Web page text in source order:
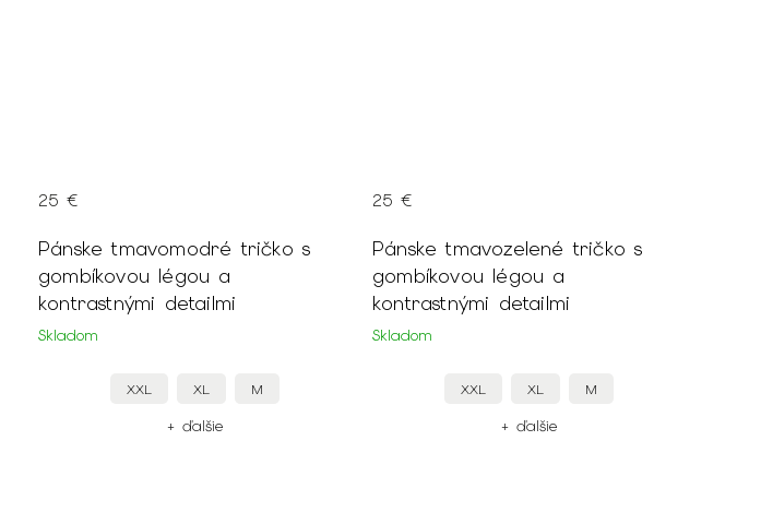
Pánske tmavomodré tričko s
gombíkovou légou a
kontrastnými detailmi
Skladom
25 €
XXL XL M
+ ďalšie
Pánske tmavozelené tričko s
gombíkovou légou a
kontrastnými detailmi
Skladom
25 €
XXL XL M
+ ďalšie